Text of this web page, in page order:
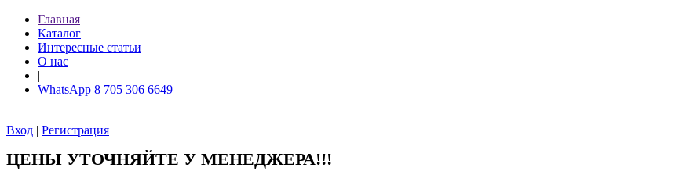
Главная
Каталог
Интересные статьи
О нас
|
WhatsApp 8 705 306 6649
Вход | Регистрация
ЦЕНЫ УТОЧНЯЙТЕ У МЕНЕДЖЕРА!!!